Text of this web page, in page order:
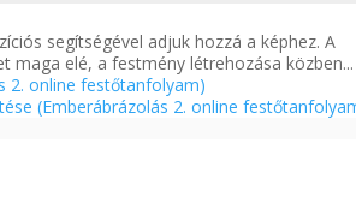
segítségével adjuk hozzá a képhez. A
elé, a festmény létrehozása közben...
2. online festőtanfolyam)
(Emberábrázolás 2. online